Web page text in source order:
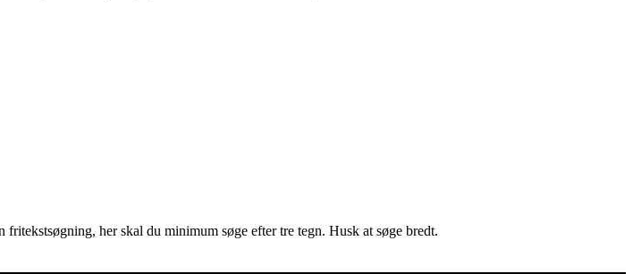
her skal du minimum søge efter tre tegn. Husk at søge bredt.